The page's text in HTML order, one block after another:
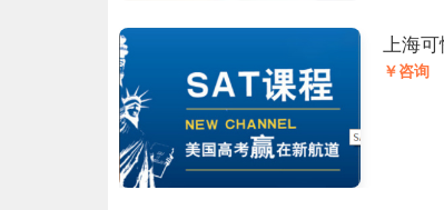
上海
￥咨询